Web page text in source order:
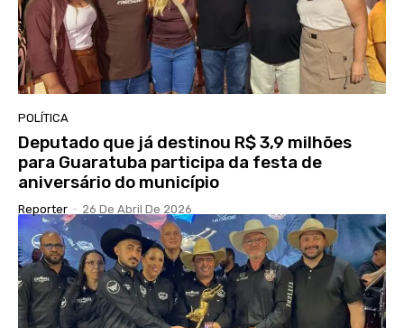
POLÍTICA
Deputado que já destinou R$ 3,9 milhões
para Guaratuba participa da festa de
aniversário do município
Reporter - 26 De Abril De 2026